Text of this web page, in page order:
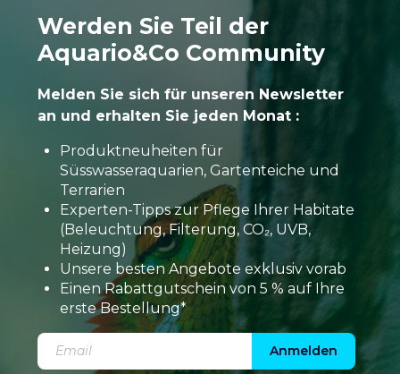
Werden Sie Teil der
Aquario&Co Community
Melden Sie sich für unseren Newsletter
an und erhalten Sie jeden Monat :
Produktneuheiten für
Süsswasseraquarien, Gartenteiche und
Terrarien
Experten-Tipps zur Pflege Ihrer Habitate
(Beleuchtung, Filterung, CO₂, UVB,
Heizung)
Unsere besten Angebote exklusiv vorab
Einen Rabattgutschein von 5 % auf Ihre
erste Bestellung*
Anmelden